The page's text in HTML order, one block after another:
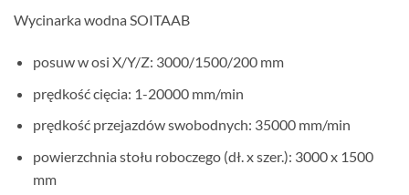
Wycinarka wodna SOITAAB
posuw w osi X/Y/Z: 3000/1500/200 mm
prędkość cięcia: 1-20000 mm/min
prędkość przejazdów swobodnych: 35000 mm/min
powierzchnia stołu roboczego (dł. x szer.): 3000 x 1500
mm